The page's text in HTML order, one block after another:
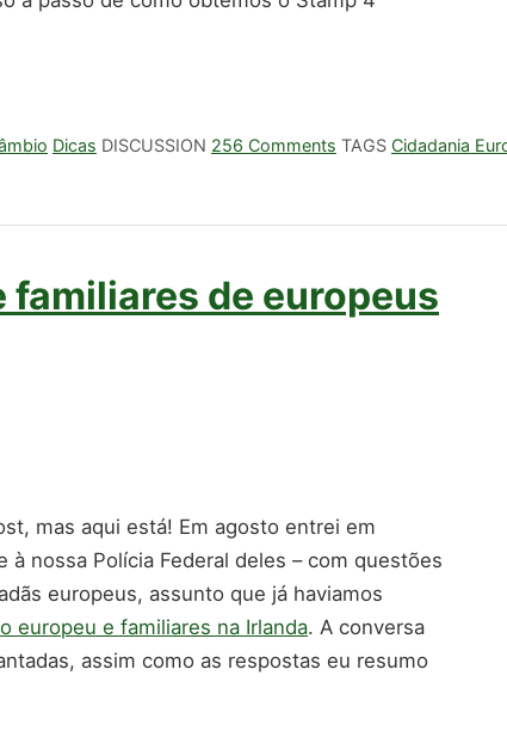
Dicas DISCUSSION 256 Comments TAGS Cidadania
de europeus
mas aqui está! Em agosto entrei em
nossa Polícia Federal deles – com questões
europeus, assunto que já haviamos
europeu e familiares na Irlanda. A conversa
assim como as respostas eu resumo